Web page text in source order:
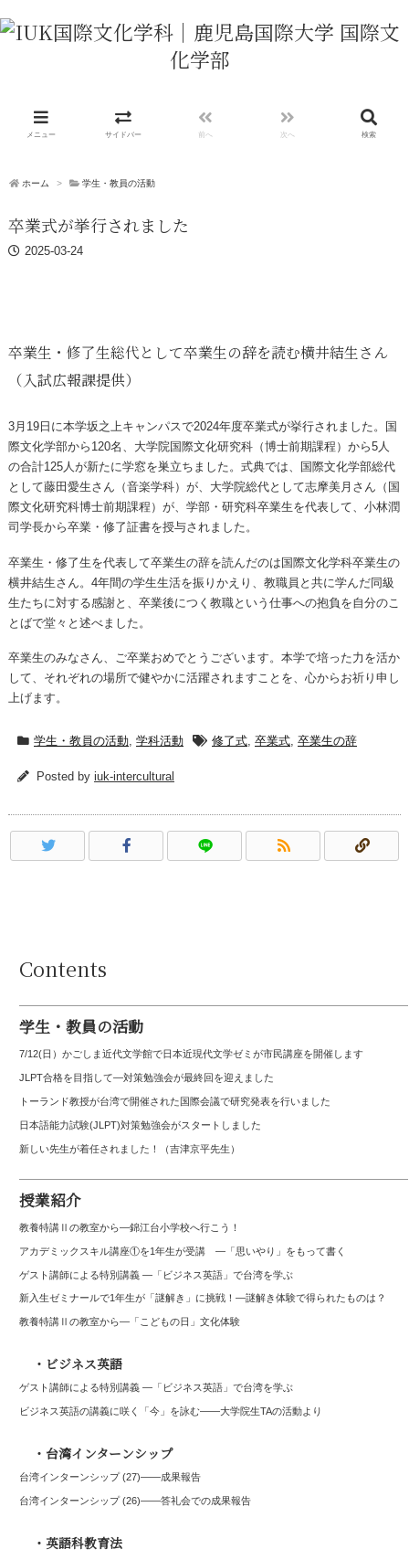
メニュー サイドバー 前へ 次へ 検索
ホーム > 学生・教員の活動
卒業式が挙行されました
2025-03-24
卒業生・修了生総代として卒業生の辞を読む横井結生さん
（入試広報課提供）
3月19日に本学坂之上キャンパスで2024年度卒業式が挙行されました。国
際文化学部から120名、大学院国際文化研究科（博士前期課程）から5人
の合計125人が新たに学窓を巣立ちました。式典では、国際文化学部総代
として藤田愛生さん（音楽学科）が、大学院総代として志摩美月さん（国
際文化研究科博士前期課程）が、学部・研究科卒業生を代表して、小林潤
司学長から卒業・修了証書を授与されました。
卒業生・修了生を代表して卒業生の辞を読んだのは国際文化学科卒業生の
横井結生さん。4年間の学生生活を振りかえり、教職員と共に学んだ同級
生たちに対する感謝と、卒業後につく教職という仕事への抱負を自分のこ
とばで堂々と述べました。
卒業生のみなさん、ご卒業おめでとうございます。本学で培った力を活か
して、それぞれの場所で健やかに活躍されますことを、心からお祈り申し
上げます。
学生・教員の活動, 学科活動 修了式, 卒業式, 卒業生の辞
Posted by iuk-intercultural
Contents
学生・教員の活動
7/12(日）かごしま近代文学館で日本近現代文学ゼミが市民講座を開催します
JLPT合格を目指して—対策勉強会が最終回を迎えました
トーランド教授が台湾で開催された国際会議で研究発表を行いました
日本語能力試験(JLPT)対策勉強会がスタートしました
新しい先生が着任されました！（吉津京平先生）
授業紹介
教養特講Ⅱの教室から―錦江台小学校へ行こう！
アカデミックスキル講座①を1年生が受講 ―「思いやり」をもって書く
ゲスト講師による特別講義 ―「ビジネス英語」で台湾を学ぶ
新入生ゼミナールで1年生が「謎解き」に挑戦！―謎解き体験で得られたものは？
教養特講Ⅱの教室から―「こどもの日」文化体験
・ビジネス英語
ゲスト講師による特別講義 ―「ビジネス英語」で台湾を学ぶ
ビジネス英語の講義に咲く「今」を詠む――大学院生TAの活動より
・台湾インターンシップ
台湾インターンシップ (27)——成果報告
台湾インターンシップ (26)――答礼会での成果報告
・英語科教育法